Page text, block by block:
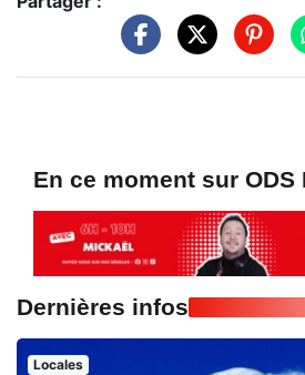
En ce moment sur ODS
Dernières infos
Locales